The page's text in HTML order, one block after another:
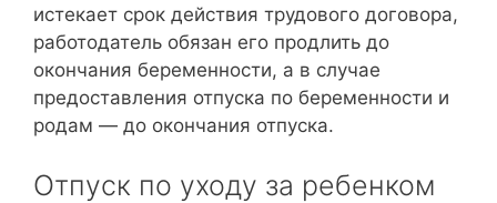
истекает срок действия трудового договора,
работодатель обязан его продлить до
окончания беременности, а в случае
предоставления отпуска по беременности и
родам — до окончания отпуска.
Отпуск по уходу за ребенком